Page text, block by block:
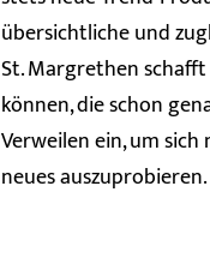
übersichtliche und
St. Margrethen
können, die schon
Verweilen ein, um
neues auszuprobieren.